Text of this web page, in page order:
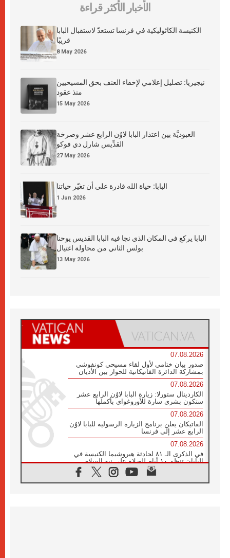
الأخبار الأكثر قراءة
الكنيسة الكاثوليكية في فرنسا تستعدّ لاستقبال البابا
قريبًا
8 May 2026
نيجيريا: تضليل إعلامي لإخفاء العنف بحق المسيحيين
منذ عقود
15 May 2026
العبوديَّة بين اعتذار البابا لاوُن الرابع عشر وصرخة
القدِّيس شارل دي فوكو
27 May 2026
البابا: حياة الله قادرة على أن تغيّر حياتنا
1 Jun 2026
البابا يركع في المكان الذي نجا فيه البابا القديس يوحنا
بولس الثاني من محاولة اغتيال
13 May 2026
07.08.2026
صدور بيان ختامي لأول لقاء مسيحي كونفوشي
بمشاركة الدائرة الفاتيكانية للحوار بين الأديان
07.08.2026
الكاردينال ستورلا: زيارة البابا لاوُن الرابع عشر
ستكون بشرى سارة للأوروغواي بأكملها
07.08.2026
الفاتيكان يعلن برنامج الزيارة الرسولية للبابا لاوُن
الرابع عشر إلى فرنسا
07.08.2026
في الذكرى الـ ٨١ لحادثة هيروشيما الكنيسة في
اليابان تنظم ١٠ أيام للصلاة على نية السلام
الكنيسة في الأوروغواي: زيارة البابا ستعزز